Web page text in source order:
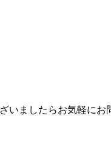
いましたらお気軽にお